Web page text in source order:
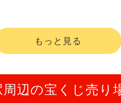
もっと見る
辺の宝くじ売り